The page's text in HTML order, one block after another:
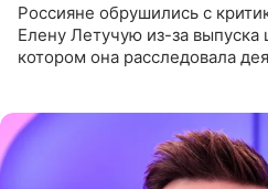
Россияне обрушились с
Елену Летучую из-за
котором она расследовала